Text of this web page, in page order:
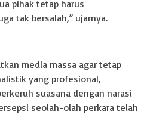
pihak tetap harus
tak bersalah,” ujarnya.
media massa agar tetap
yang profesional,
suasana dengan narasi
seolah-olah perkara telah